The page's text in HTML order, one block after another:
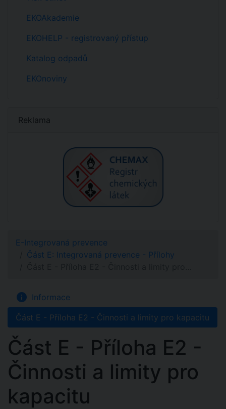
EKOAkademie
EKOHELP - registrovaný přístup
Katalog odpadů
EKOnoviny
Reklama
E-Integrovaná prevence
Část E: Integrovaná prevence - Přílohy
info Informace
Část E - Příloha E2 - Činnosti a limity pro kapacitu
Část E - Příloha E2 -
Činnosti a limity pro
kapacitu